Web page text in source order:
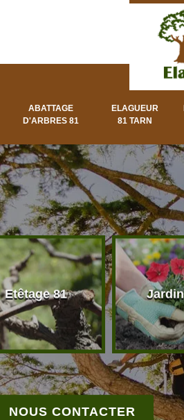
ABATTAGE
D'ARBRES 81
ELAGUEUR
81 TARN
Etêtage 81
NOUS CONTACTER